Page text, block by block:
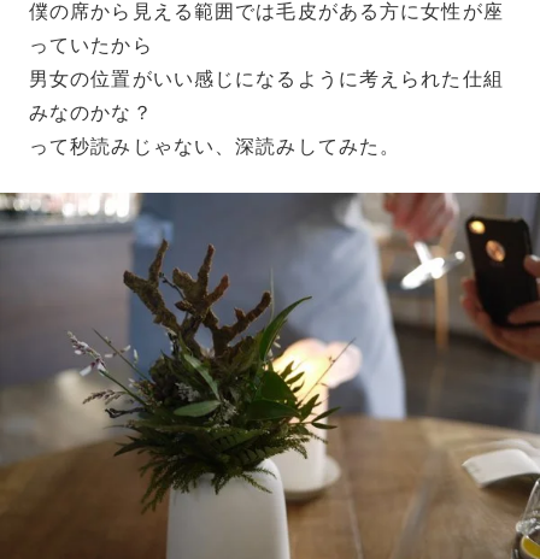
僕の席から見える範囲では毛皮がある方に女性が座
っていたから
男女の位置がいい感じになるように考えられた仕組
みなのかな？
って秒読みじゃない、深読みしてみた。